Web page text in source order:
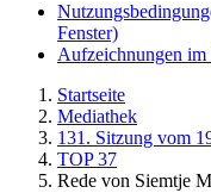
Fenster)
Aufzeichnungen im
Startseite
Mediathek
131. Sitzung vom
TOP 37
Rede von Siemtje